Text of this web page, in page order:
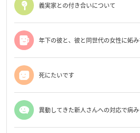
義実家との付き合いについて
年下の彼と、彼と同世代の女性に妬
死にたいです
異動してきた新人さんへの対応で病み